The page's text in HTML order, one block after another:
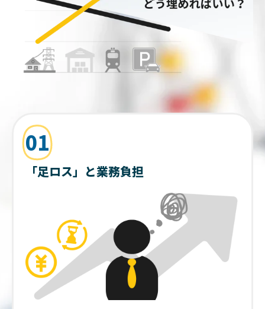
01
「足ロス」と業務負担